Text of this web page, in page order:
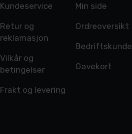
Kundeservice
Retur og
reklamasjon
Vilkår og
betingelser
Frakt og levering
Min side
Ordreoversikt
Bedriftskunde
Gavekort